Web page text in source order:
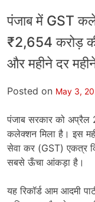
पंजाब में GST
₹2,654 करोड़
और महीने दर
Posted on May 3,
पंजाब सरकार को
कलेक्शन मिला है। इस
सेवा कर (GST) एकत्र
सबसे ऊँचा आंकड़ा है।
यह रिकॉर्ड आम आदमी